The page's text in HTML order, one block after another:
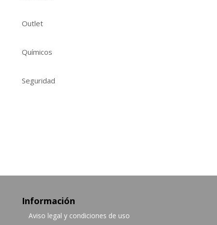
Outlet
Químicos
Seguridad
Información
Aviso legal y condiciones de uso